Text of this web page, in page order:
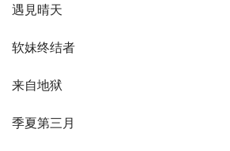
遇見晴天
软妹终结者
来自地狱
季夏第三月